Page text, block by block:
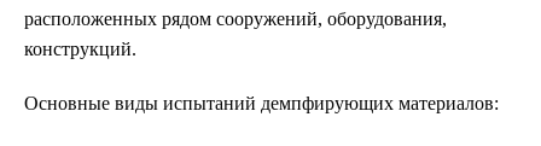
расположенных рядом сооружений, оборудования,
конструкций.
Основные виды испытаний демпфирующих материалов: